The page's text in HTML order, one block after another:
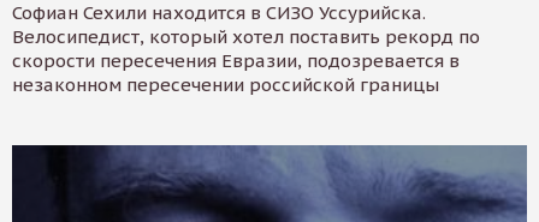
Софиан Сехили находится в СИЗО Уссурийска.
Велосипедист, который хотел поставить рекорд по
скорости пересечения Евразии, подозревается в
незаконном пересечении российской границы